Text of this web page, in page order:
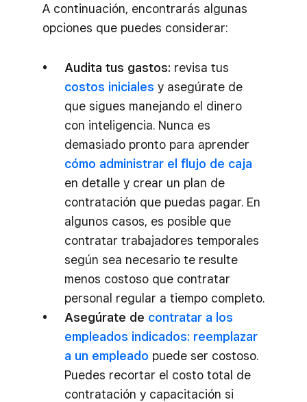
A continuación, encontrarás algunas
opciones que puedes considerar:
Audita tus gastos: revisa tus
costos iniciales y asegúrate de
que sigues manejando el dinero
con inteligencia. Nunca es
demasiado pronto para aprender
cómo administrar el flujo de caja
en detalle y crear un plan de
contratación que puedas pagar. En
algunos casos, es posible que
contratar trabajadores temporales
según sea necesario te resulte
menos costoso que contratar
personal regular a tiempo completo.
Asegúrate de contratar a los
empleados indicados: reemplazar
a un empleado puede ser costoso.
Puedes recortar el costo total de
contratación y capacitación si